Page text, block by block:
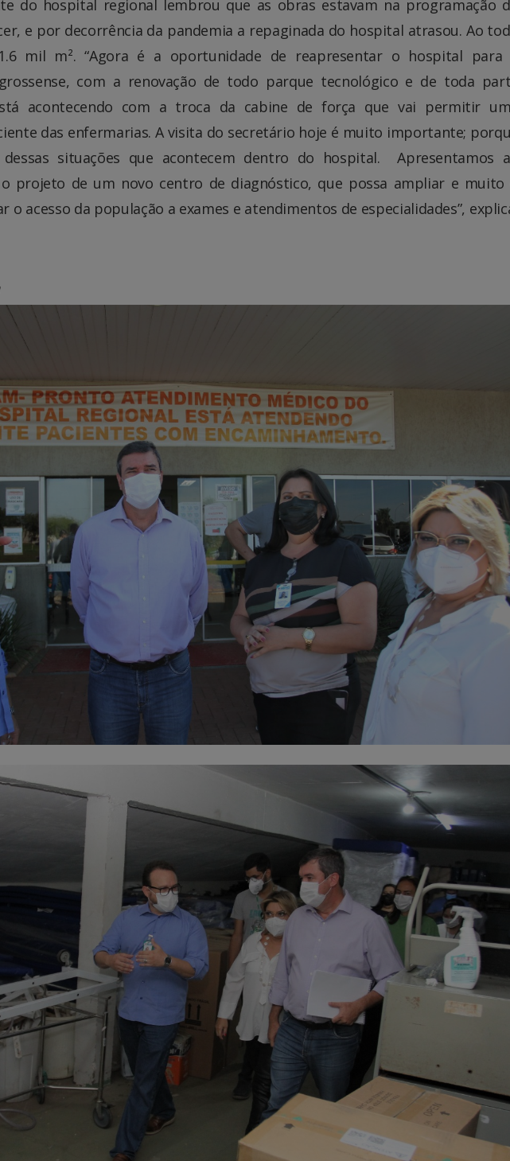
do hospital regional lembrou que as obras estavam na programação
e por decorrência da pandemia a repaginada do hospital atrasou. Ao
mil m². “Agora é a oportunidade de reapresentar o hospital para
com a renovação de todo parque tecnológico e de toda
acontecendo com a troca da cabine de força que vai permitir
das enfermarias. A visita do secretário hoje é muito importante;
situações que acontecem dentro do hospital. Apresentamos
projeto de um novo centro de diagnóstico, que possa ampliar e muito
acesso da população a exames e atendimentos de especialidades”,